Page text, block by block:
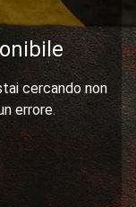
cercando non
errore.